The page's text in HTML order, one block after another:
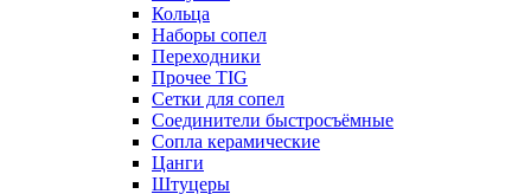
Кольца
Наборы сопел
Переходники
Прочее TIG
Сетки для сопел
Соединители быстросъёмные
Сопла керамические
Цанги
Штуцеры